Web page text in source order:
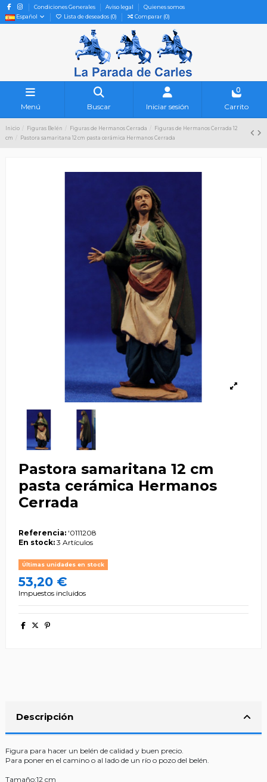
Condiciones Generales Aviso legal
Quienes somos
Español
Lista de deseados (0) Comparar (0)
Menú Buscar Iniciar sesión
0
Carrito
Inicio Figuras Belén Figuras de Hermanos Cerrada
Figuras de Hermanos Cerrada 12
cm
Pastora samaritana 12 cm pasta cerámica Hermanos Cerrada
Pastora samaritana 12 cm
pasta cerámica Hermanos
Cerrada
Referencia: '0111208
En stock: 3 Artículos
Últimas unidades en stock
53,20 €
Impuestos incluidos
Descripción
Figura para hacer un belén de calidad y buen precio.
Para poner en el camino o al lado de un río o pozo del belén.
Tamaño:12 cm